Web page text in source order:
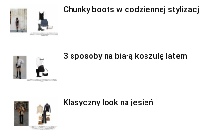
Chunky boots w codziennej stylizacji
3 sposoby na białą koszulę latem
Klasyczny look na jesień